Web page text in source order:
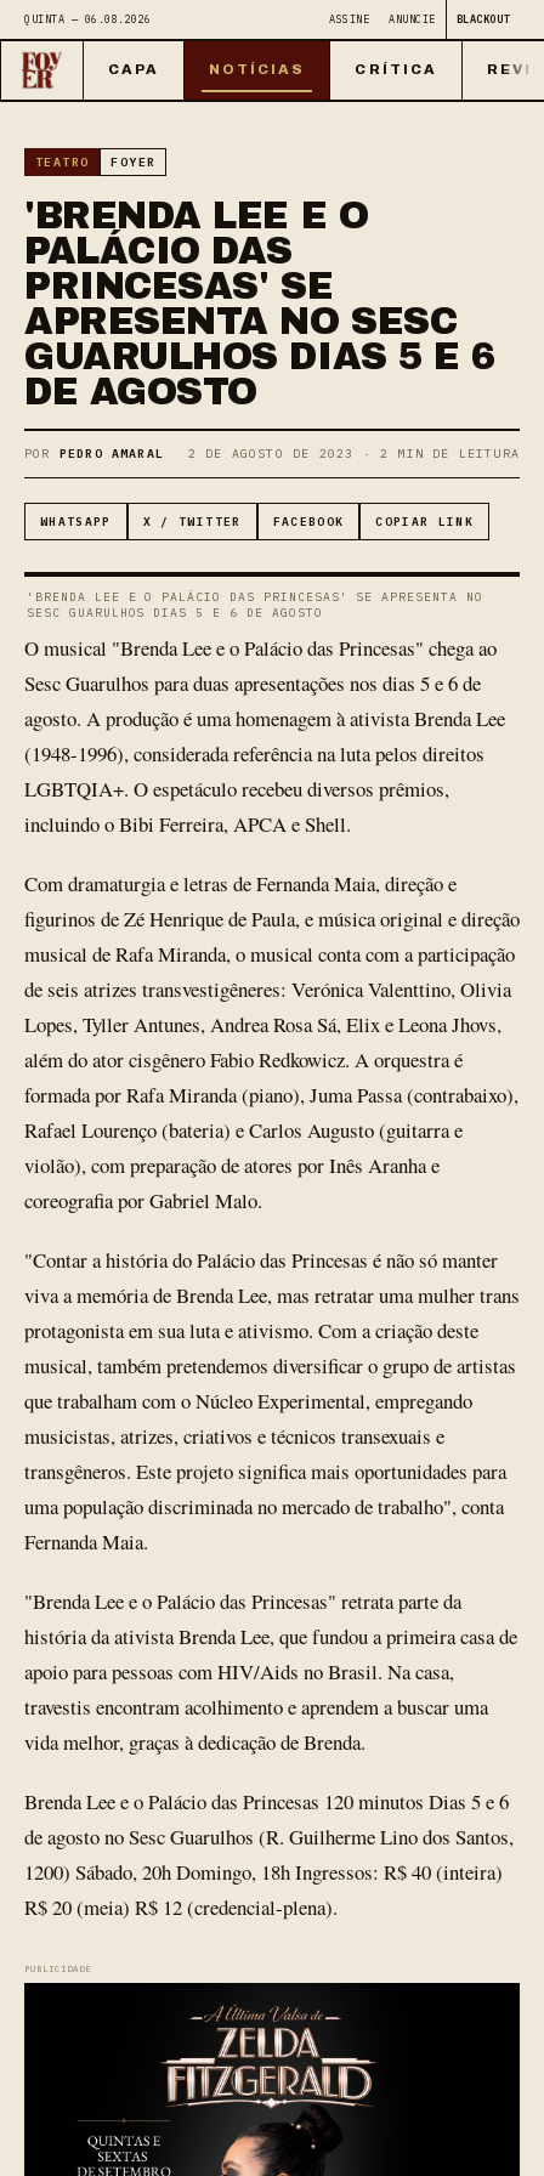
QUINTA — 06.08.2026 ASSINE ANUNCIE BLACKOUT
CAPA NOTÍCIAS CRÍTICA
TEATRO FOYER
'BRENDA LEE E O
PALÁCIO DAS
PRINCESAS' SE
APRESENTA NO SESC
GUARULHOS DIAS 5 E 6
DE AGOSTO
POR PEDRO AMARAL 2 DE AGOSTO DE 2023 · 2 MIN DE LEITURA
WHATSAPP X / TWITTER FACEBOOK COPIAR LINK
'BRENDA LEE E O PALÁCIO DAS PRINCESAS' SE APRESENTA NO
SESC GUARULHOS DIAS 5 E 6 DE AGOSTO
O musical "Brenda Lee e o Palácio das Princesas" chega ao
Sesc Guarulhos para duas apresentações nos dias 5 e 6 de
agosto. A produção é uma homenagem à ativista Brenda Lee
(1948-1996), considerada referência na luta pelos direitos
LGBTQIA+. O espetáculo recebeu diversos prêmios,
incluindo o Bibi Ferreira, APCA e Shell.
Com dramaturgia e letras de Fernanda Maia, direção e
figurinos de Zé Henrique de Paula, e música original e direção
musical de Rafa Miranda, o musical conta com a participação
de seis atrizes transvestigêneres: Verónica Valenttino, Olivia
Lopes, Tyller Antunes, Andrea Rosa Sá, Elix e Leona Jhovs,
além do ator cisgênero Fabio Redkowicz. A orquestra é
formada por Rafa Miranda (piano), Juma Passa (contrabaixo),
Rafael Lourenço (bateria) e Carlos Augusto (guitarra e
violão), com preparação de atores por Inês Aranha e
coreografia por Gabriel Malo.
"Contar a história do Palácio das Princesas é não só manter
viva a memória de Brenda Lee, mas retratar uma mulher trans
protagonista em sua luta e ativismo. Com a criação deste
musical, também pretendemos diversificar o grupo de artistas
que trabalham com o Núcleo Experimental, empregando
musicistas, atrizes, criativos e técnicos transexuais e
transgêneros. Este projeto significa mais oportunidades para
uma população discriminada no mercado de trabalho", conta
Fernanda Maia.
"Brenda Lee e o Palácio das Princesas" retrata parte da
história da ativista Brenda Lee, que fundou a primeira casa de
apoio para pessoas com HIV/Aids no Brasil. Na casa,
travestis encontram acolhimento e aprendem a buscar uma
vida melhor, graças à dedicação de Brenda.
Brenda Lee e o Palácio das Princesas 120 minutos Dias 5 e 6
de agosto no Sesc Guarulhos (R. Guilherme Lino dos Santos,
1200) Sábado, 20h Domingo, 18h Ingressos: R$ 40 (inteira)
R$ 20 (meia) R$ 12 (credencial-plena).
PUBLICIDADE